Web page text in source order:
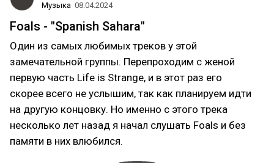
Музыка 08.04.2024
Foals - "Spanish Sahara"
Один из самых любимых треков у этой
замечательной группы. Перепроходим с женой
первую часть Life is Strange, и в этот раз его
скорее всего не услышим, так как планируем идти
на другую концовку. Но именно с этого трека
несколько лет назад я начал слушать Foals и без
памяти в них влюбился.